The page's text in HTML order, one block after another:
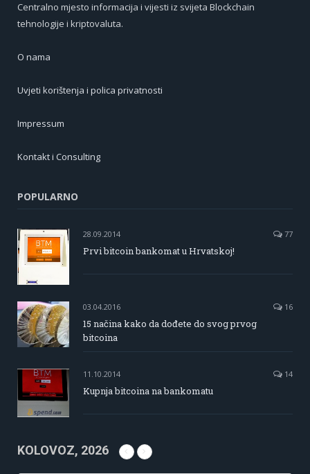
Centralno mjesto informacija i vijesti iz svijeta Blockchain
tehnologije i kriptovaluta.
O nama
Uvjeti korištenja i polica privatnosti
Impressum
Kontakt i Consulting
POPULARNO
28.09.2014 77
Prvi bitcoin bankomat u Hrvatskoj!
03.04.2016 16
15 načina kako da dođete do svog prvog
bitcoina
11.10.2014 14
Kupnja bitcoina na bankomatu
KOLOVOZ, 2026